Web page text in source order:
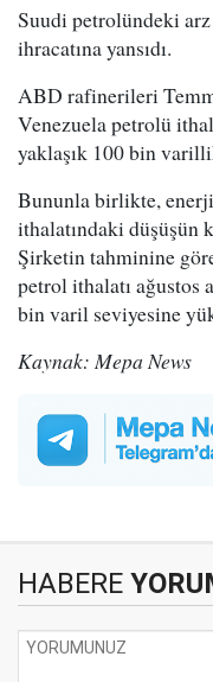
Suudi petrolündeki
ihracatına yansıdı.
ABD rafinerileri
Venezuela petrolü
yaklaşık 100 bin
Bununla birlikte,
ithalatındaki düşüşün
Şirketin tahminine
petrol ithalatı ağustos
bin varil seviyesine
Kaynak: Mepa News
HABERE